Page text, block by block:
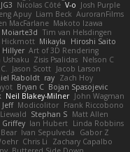
JG3 Nicolas Côté V-o Josh Purple
Apuy Liam Beck AuroranFilms
MacFarlane Makoto Izawa
Moiarte3d Tim van Helsdingen
Hickmott Mikayla
Hiroshi Saito
Hillyer Art of 3D Rendering
Ushaku Zisis Psalidas Nelson C
Jason Scott Jacob Larson
Raboldt ray Zach Hoy
Bryan C Bojan Spasojevic
Neil Blakey-Milner John Wagman
Jeff Modicolitor Frank Riccobono
Stephan S Matt Allen
Griffey Ian Hubert Linda Robbins
Ivan Sepulveda
Gabor Z
Chris Li
Zachary Capalbo